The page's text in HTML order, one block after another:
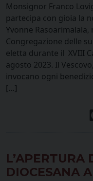
Monsignor Franco
partecipa con gioia la
Yvonne
Congregazione delle
eletta durante il XVIII
agosto 2023. Il
invocano ogni
[…]
L’APERTURA
DIOCESANA